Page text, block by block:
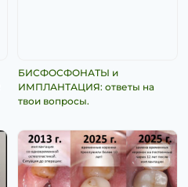
БИСФОСФОНАТЫ и
ИМПЛАНТАЦИЯ: ответы на
твои вопросы.